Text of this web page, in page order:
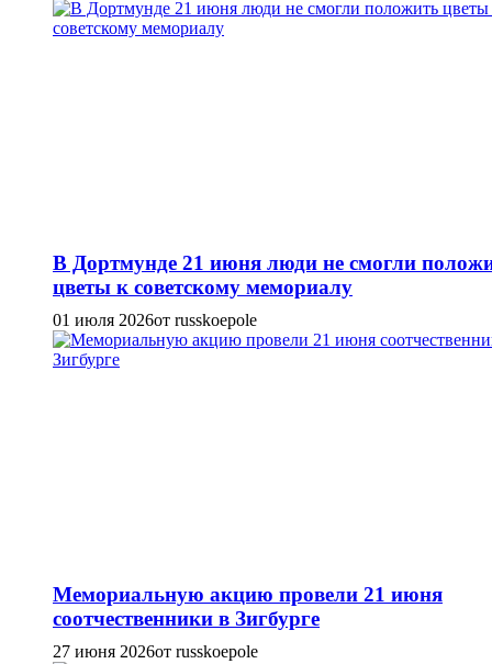
В Дортмунде 21 июня люди не смогли
цветы к советскому мемориалу
01 июля 2026от russkoepole
Мемориальную акцию провели 21 июня
соотчественники в Зигбурге
27 июня 2026от russkoepole